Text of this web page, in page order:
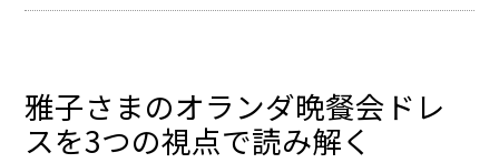
雅子さまのオランダ晩餐会ドレ
スを3つの視点で読み解く